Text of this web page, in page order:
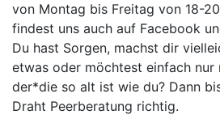
von Montag bis Freitag von 18-
findest uns auch auf Facebook
Du hast Sorgen, machst dir
etwas oder möchtest einfach nur
der*die so alt ist wie du? Dann
Draht Peerberatung richtig.